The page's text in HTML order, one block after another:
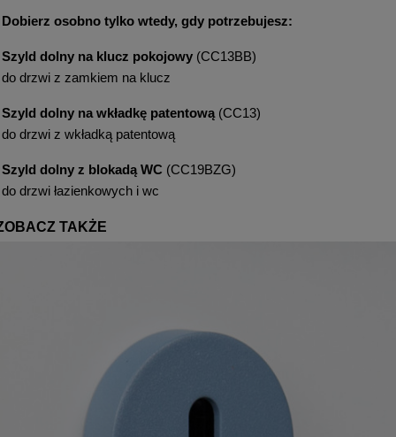
Dobierz osobno tylko wtedy, gdy potrzebujesz:
Szyld dolny na klucz pokojowy (CC13BB)
do drzwi z zamkiem na klucz
Szyld dolny na wkładkę patentową(CC13)
do drzwi z wkładką patentową
Szyld dolny z blokadą WC (CC19BZG)
do drzwi łazienkowych i wc
TAKŻE